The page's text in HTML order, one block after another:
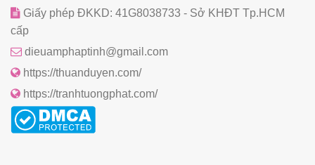
Giấy phép ĐKKD: 41G8038733 - Sở KHĐT Tp.HCM
cấp
dieuamphaptinh@gmail.com
https://thuanduyen.com/
https://tranhtuongphat.com/